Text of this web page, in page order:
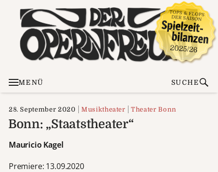
MENÜ SUCHE
28. September 2020 Musiktheater Theater Bonn
Bonn: „Staatstheater“
Mauricio Kagel
Premiere: 13.09.2020